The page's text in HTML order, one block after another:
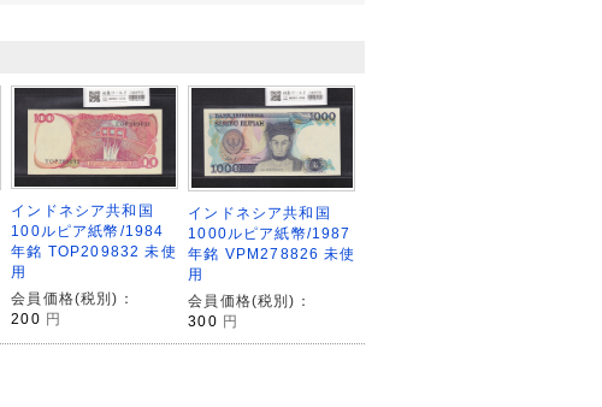
インドネシア共和国
100ルピア紙幣/1984
年銘 TOP209832 未使
用
会員価格(税別)：
200 円
インドネシア共和国
1000ルピア紙幣/1987
年銘 VPM278826 未使
用
会員価格(税別)：
300 円